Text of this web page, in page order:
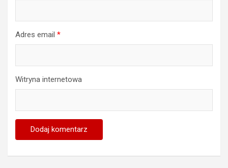
Adres email *
Witryna internetowa